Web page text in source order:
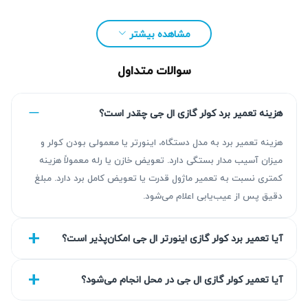
خدمات تعمیر کولر گازی ال جی تهران برای مدل‌های دیواری،
اینورتر، معمولی، پنجره‌ای و دستگاه‌های قدیمی و جدید ارائه
تعمیر کند و از تعویض غیرضروری قطعات سالم جلوگیری شود.
خدمات تعمیرات ال جی کولر گازی
تعمیرات ال جی کولر گازی شامل بررسی بخش‌های الکتریکی،
مکانیکی و سیستم تبرید دستگاه است. مشکلاتی مانند باد گرم،
آب‌ریزی پنل، روشن نشدن کمپرسور و نمایش کد خطا ممکن
است دلایل مختلفی داشته باشند و تنها با عیب‌یابی تخصصی قابل
تعمیر برد کولر گازی ال جی
مشاهده بیشتر
سوالات متداول
هزینه تعمیر برد کولر گازی ال جی چقدر است؟
هزینه تعمیر برد به مدل دستگاه، اینورتر یا معمولی بودن کولر و
میزان آسیب مدار بستگی دارد. تعویض خازن یا رله معمولاً هزینه
کمتری نسبت به تعمیر ماژول قدرت یا تعویض کامل برد دارد. مبلغ
دقیق پس از عیب‌یابی اعلام می‌شود.
آیا تعمیر برد کولر گازی اینورتر ال جی امکان‌پذیر است؟
آیا تعمیر کولر گازی ال جی در محل انجام می‌شود؟